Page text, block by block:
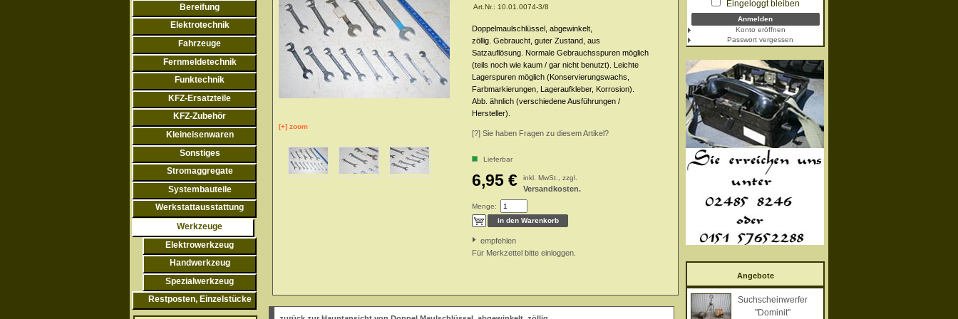
Bereifung
Elektrotechnik
Fahrzeuge
Fernmeldetechnik
Funktechnik
KFZ-Ersatzteile
KFZ-Zubehör
Kleineisenwaren
Sonstiges
Stromaggregate
Systembauteile
Werkstattausstattung
Werkzeuge
Elektrowerkzeug
Handwerkzeug
Spezialwerkzeug
Restposten, Einzelstücke
Eingeloggt bleiben
Konto eröffnen
Passwort vergessen
Angebote
Suchscheinwerfer
"Dominit"
Art.Nr.: 10.01.0074-3/8
[+] zoom
Doppelmaulschlüssel, abgewinkelt,
zöllig. Gebraucht, guter Zustand, aus
Satzauflösung. Normale Gebrauchsspuren möglich
(teils noch wie kaum / gar nicht benutzt). Leichte
Lagerspuren möglich (Konservierungswachs,
Farbmarkierungen, Lageraufkleber, Korrosion).
Abb. ähnlich (verschiedene Ausführungen /
Hersteller).
[?] Sie haben Fragen zu diesem Artikel?
Lieferbar
6,95 € inkl. MwSt., zzgl.
Versandkosten.
Menge:
empfehlen
Für Merkzettel bitte einloggen.